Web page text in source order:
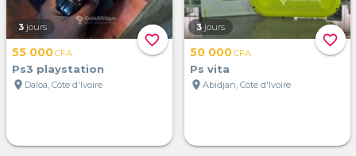
favorite_border
3 jours
55 000CFA
Ps3 playstation
location_on Daloa, Côte d'Ivoire
favorite_border
3 jours
50 000CFA
Ps vita
location_on Abidjan, Côte d'Ivoire